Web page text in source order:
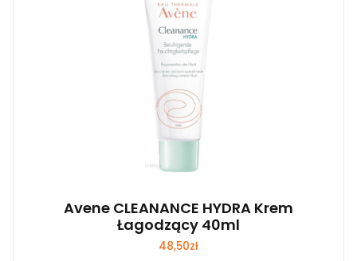
Avene CLEANANCE HYDRA Krem
Łagodzący 40ml
48,50zł